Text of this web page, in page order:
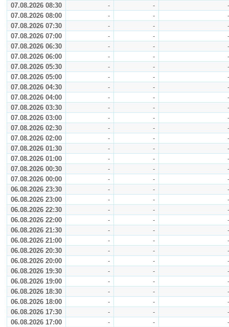
07.08.2026 08:30
- -
-
07.08.2026 08:00
- -
-
07.08.2026 07:30
- -
-
07.08.2026 07:00
- -
-
07.08.2026 06:30
- -
-
07.08.2026 06:00
- -
-
07.08.2026 05:30
- -
-
07.08.2026 05:00
- -
-
07.08.2026 04:30
- -
-
07.08.2026 04:00
- -
-
07.08.2026 03:30
- -
-
07.08.2026 03:00
- -
-
07.08.2026 02:30
- -
-
07.08.2026 02:00
- -
-
07.08.2026 01:30
- -
-
07.08.2026 01:00
- -
-
07.08.2026 00:30
- -
-
07.08.2026 00:00
- -
-
06.08.2026 23:30
- -
-
06.08.2026 23:00
- -
-
06.08.2026 22:30
- -
-
06.08.2026 22:00
- -
-
06.08.2026 21:30
- -
-
06.08.2026 21:00
- -
-
06.08.2026 20:30
- -
-
06.08.2026 20:00
- -
-
06.08.2026 19:30
- -
-
06.08.2026 19:00
- -
-
06.08.2026 18:30
- -
-
06.08.2026 18:00
- -
-
06.08.2026 17:30
- -
-
06.08.2026 17:00
- -
-